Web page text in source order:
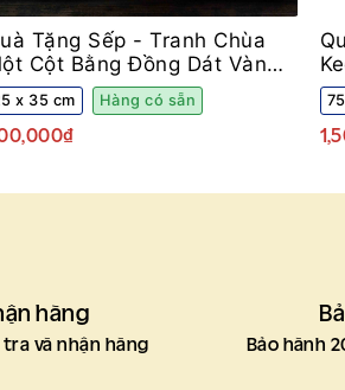
Tặng Sếp -Tranh Chùa
Cột Bằng Đồng Dát Vàng
Gỗ Sồi Để Bàn
x 35 cm Hàng có sẵn
hàng
và nhận hàng Bảo hành